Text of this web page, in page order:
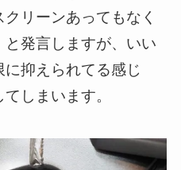
リーンあってもなく
発言しますが、いい
抑えられてる感じ
しまいます。